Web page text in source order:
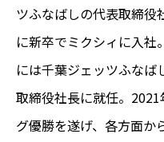
ツふなばしの代表取締役
に新卒でミクシィに入
には千葉ジェッツふな
取締役社長に就任。
グ優勝を遂げ、各方面か